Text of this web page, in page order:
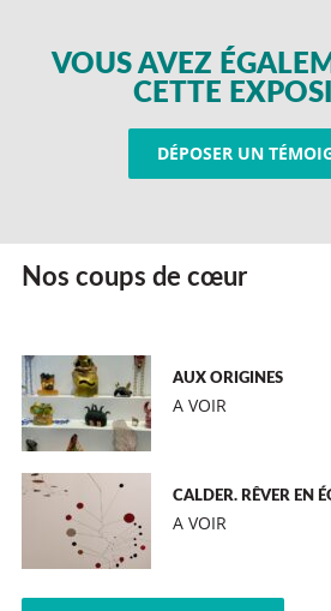
VOUS AVEZ
CETTE
DÉPOSER UN
Nos coups de cœur
AUX ORIGINES
A VOIR
CALDER. RÊVER EN
A VOIR